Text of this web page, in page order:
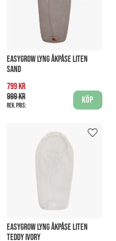
EASYGROW LYNG ÅKPÅSE LITEN
SAND
799 kr
999 kr
Rek. pris:
Köp
EASYGROW LYNG ÅKPÅSE LITEN
TEDDY IVORY